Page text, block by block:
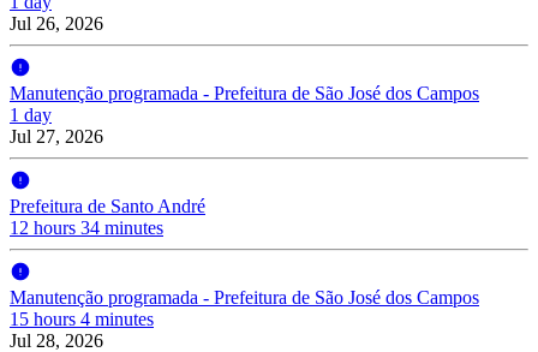
Jul 26, 2026
Manutenção programada - Prefeitura de São José dos Campos
1 day
Jul 27, 2026
Prefeitura de Santo André
12 hours 34 minutes
Manutenção programada - Prefeitura de São José dos Campos
15 hours 4 minutes
Jul 28, 2026